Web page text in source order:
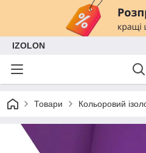
IZOLON
Товари Кольоровий